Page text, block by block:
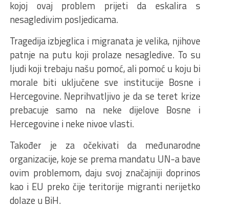
kojoj ovaj problem prijeti da eskalira s
nesagledivim posljedicama.
Tragedija izbjeglica i migranata je velika, njihove
patnje na putu koji prolaze nesagledive. To su
ljudi koji trebaju našu pomoć, ali pomoć u koju bi
morale biti uključene sve institucije Bosne i
Hercegovine. Neprihvatljivo je da se teret krize
prebacuje samo na neke dijelove Bosne i
Hercegovine i neke nivoe vlasti.
Također je za očekivati da međunarodne
organizacije, koje se prema mandatu UN-a bave
ovim problemom, daju svoj značajniji doprinos
kao i EU preko čije teritorije migranti nerijetko
dolaze u BiH.